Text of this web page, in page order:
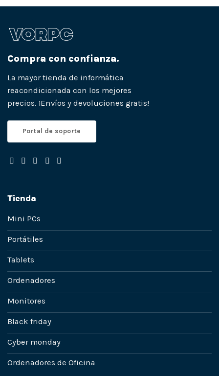
Compra con confianza.
La mayor tienda de informática
reacondicionada con los mejores
precios. ¡Envíos y devoluciones gratis!
Portal de soporte
Tienda
Mini PCs
Portátiles
Tablets
Ordenadores
Monitores
Black friday
Cyber monday
Ordenadores de Oficina